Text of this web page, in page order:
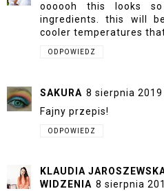
oooooh this looks
ingredients. this will
cooler temperatures
ODPOWIEDZ
SAKURA 8 sierpnia 2019
Fajny przepis!
ODPOWIEDZ
KLAUDIA
WIDZENIA 8 sierpnia